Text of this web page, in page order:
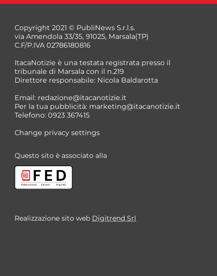
Copyright 2021 © PubliNews S.r.l.s.
via Amendola 33/35, 91025, Marsala(TP)
C.F/P.IVA 02786180816
ItacaNotizie è una testata registrata presso il
tribunale di Marsala con il n.219
Direttore responsabile: Nicola Baldarotta
Email: redazione@itacanotizie.it
Per la tua pubblicità: marketing@itacanotizie.it
Telefono: 0923 367415
Change privacy settings
Questo sito è associato alla
Realizzazione sito web Digitrend Srl